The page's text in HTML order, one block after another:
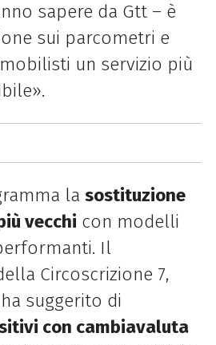
sapere da Gtt – è
sui parcometri e
un servizio più
la sostituzione
vecchi con modelli
Il
Circoscrizione 7,
suggerito di
con cambiavaluta